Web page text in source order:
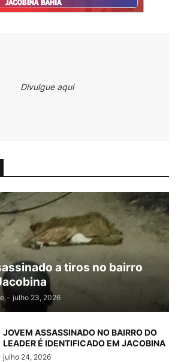
Divulgue aqui
a tiros no bairro
- julho 23, 2026
JOVEM ASSASSINADO NO BAIRRO DO
LEADER É IDENTIFICADO EM JACOBINA
julho 24, 2026